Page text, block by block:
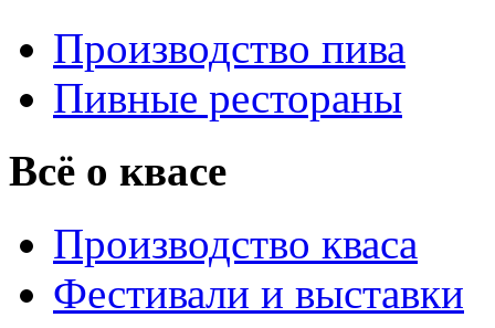
Производство пива
Пивные рестораны
Всё о квасе
Производство кваса
Фестивали и выставки